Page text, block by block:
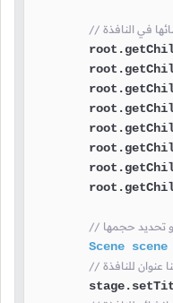
في النافذة
Scene scene
عنوان للنافذة